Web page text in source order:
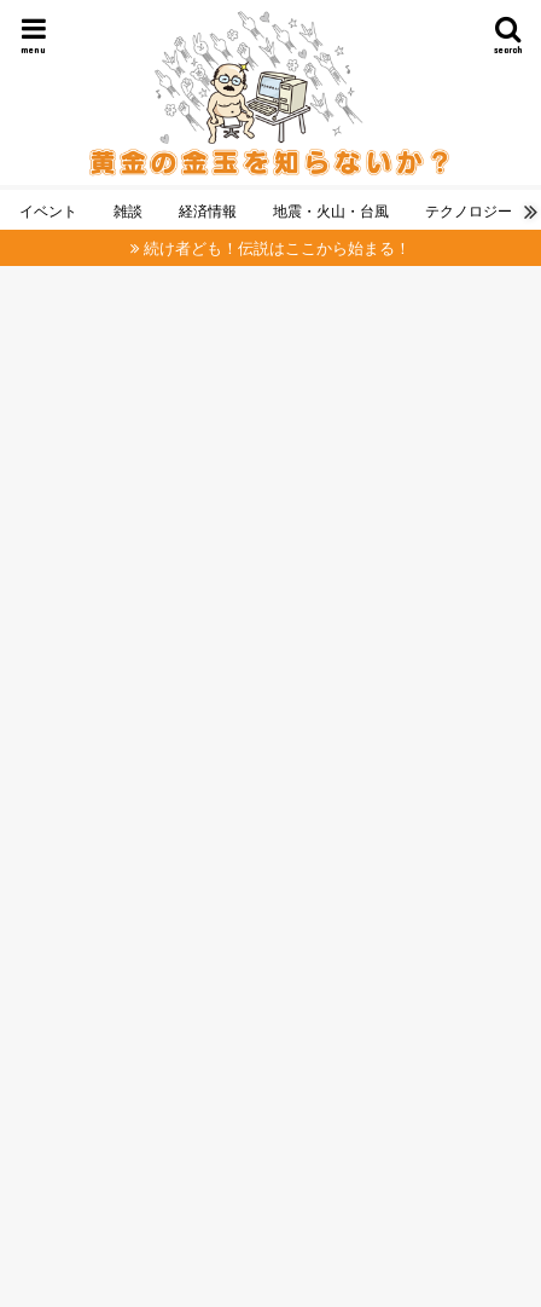
search
menu
イベント 雑談 経済情報 地震・火山・台風 テクノロジー
続け者ども！伝説はここから始まる！